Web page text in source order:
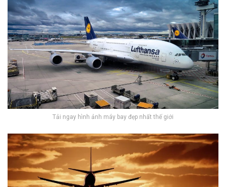
Tải ngay hình ảnh máy bay đẹp nhất thế giới